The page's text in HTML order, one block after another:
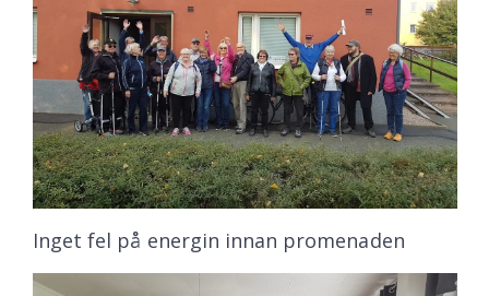
Inget fel på energin innan promenaden